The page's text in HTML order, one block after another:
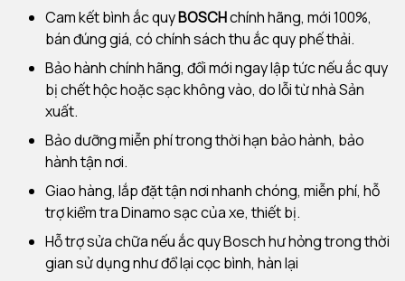
Cam kết bình ắc quyBOSCHchính hãng, mới 100%,
bán đúng giá, có chính sách thu ắc quy phế thải.
Bảo hành chính hãng, đổi mới ngay lập tức nếu ắc quy
bị chết hộc hoặc sạc không vào, do lỗi từ nhà Sản
xuất.
Bảo dưỡng miễn phí trong thời hạn bảo hành, bảo
hành tận nơi.
Giao hàng, lắp đặt tận nơi nhanh chóng, miễn phí, hỗ
trợ kiểm tra Dinamo sạc của xe, thiết bị.
Hỗ trợ sửa chữa nếu ắc quy Bosch hư hỏng trong thời
gian sử dụng như đổ lại cọc bình, hàn lại